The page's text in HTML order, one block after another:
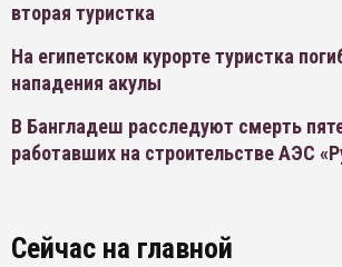
вторая туристка
На египетском курорте туристка
нападения акулы
В Бангладеш расследуют смерть
работавших на строительстве АЭС
Сейчас на главной